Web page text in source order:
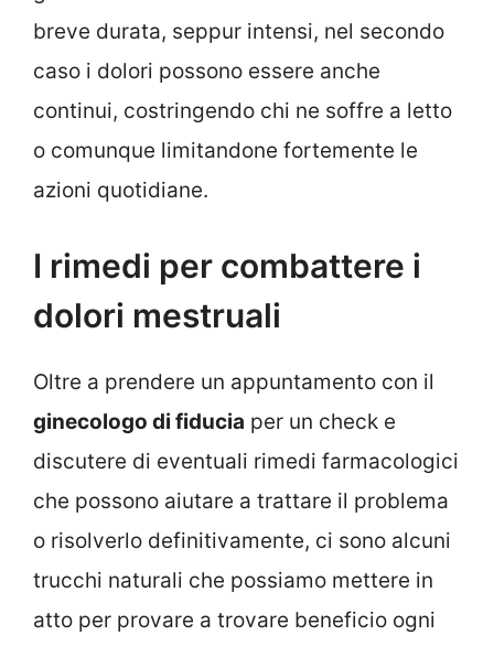
breve durata, seppur intensi, nel secondo
caso i dolori possono essere anche
continui, costringendo chi ne soffre a letto
o comunque limitandone fortemente le
azioni quotidiane.
I rimedi per combattere i
dolori mestruali
Oltre a prendere un appuntamento con il
ginecologo di fiducia per un check e
discutere di eventuali rimedi farmacologici
che possono aiutare a trattare il problema
o risolverlo definitivamente, ci sono alcuni
trucchi naturali che possiamo mettere in
atto per provare a trovare beneficio ogni